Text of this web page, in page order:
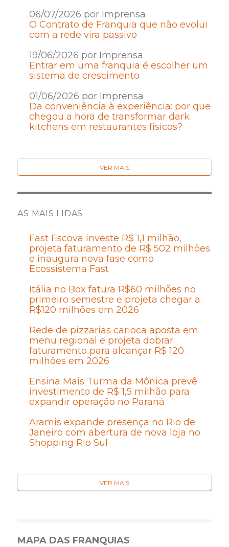
06/07/2026 por Imprensa
O Contrato de Franquia que não evolui
com a rede vira passivo
19/06/2026 por Imprensa
Entrar em uma franquia é escolher um
sistema de crescimento
01/06/2026 por Imprensa
Da conveniência à experiência: por que
chegou a hora de transformar dark
kitchens em restaurantes físicos?
VER MAIS
AS MAIS LIDAS
Fast Escova investe R$ 1,1 milhão,
projeta faturamento de R$ 502 milhões
e inaugura nova fase como
Ecossistema Fast
Itália no Box fatura R$60 milhões no
primeiro semestre e projeta chegar a
R$120 milhões em 2026
Rede de pizzarias carioca aposta em
menu regional e projeta dobrar
faturamento para alcançar R$ 120
milhões em 2026
Ensina Mais Turma da Mônica prevê
investimento de R$ 1,5 milhão para
expandir operação no Paraná
Aramis expande presença no Rio de
Janeiro com abertura de nova loja no
Shopping Rio Sul
VER MAIS
MAPA DAS FRANQUIAS